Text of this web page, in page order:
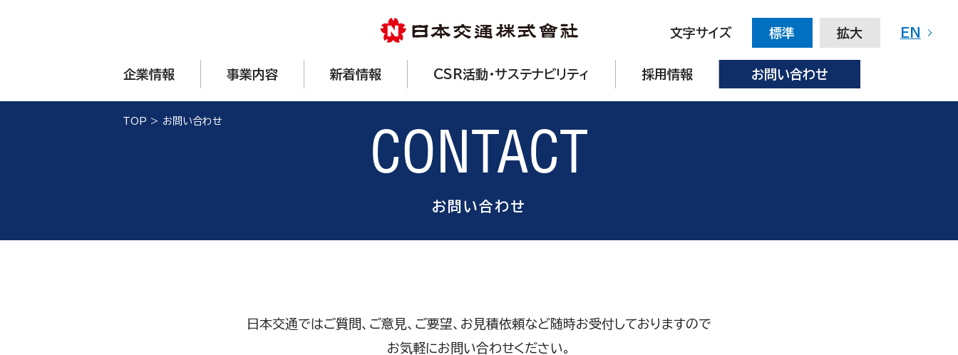
文字サイズ 標準 拡大 EN
企業情報 事業内容 新着情報 CSR活動・サステナビリティ 採用情報 お問い合わせ
TOP > お問い合わせ
CONTACT
お問い合わせ
日本交通ではご質問、ご意見、ご要望、お見積依頼など随時お受付しておりますので
お気軽にお問い合わせください。